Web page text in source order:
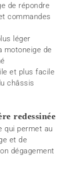
de répondre
commandes
léger
motoneige de
et plus facile
châssis
redessinée
qui permet au
et de
dégagement